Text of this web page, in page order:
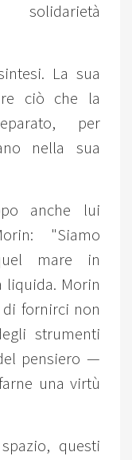
La sua
ciò che la
per
nella sua
anche lui
"Siamo
mare in
liquida. Morin
fornirci non
strumenti
pensiero —
una virtù
questi